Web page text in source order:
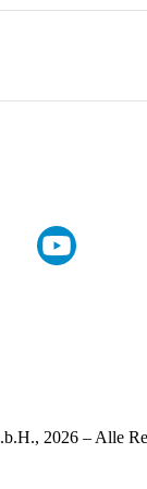
2026 – Alle